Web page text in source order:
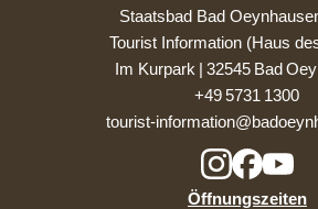
Staatsbad Bad
Tourist Information (Haus
Im Kurpark | 32545 Bad
+49 5731 1300
tourist-
Öffnungszeiten